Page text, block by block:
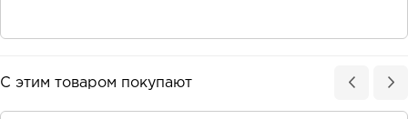
С этим товаром покупают